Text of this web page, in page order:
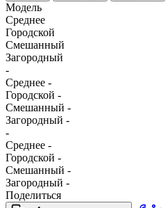
Модель
Среднее
Городской
Смешанный
Загородный
-
Среднее -
Городской -
Смешанный -
Загородный -
-
Среднее -
Городской -
Смешанный -
Загородный -
Поделиться